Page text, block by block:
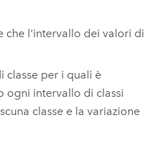
che l'intervallo dei valori di
classe per i quali è
ogni intervallo di classi
classe e la variazione